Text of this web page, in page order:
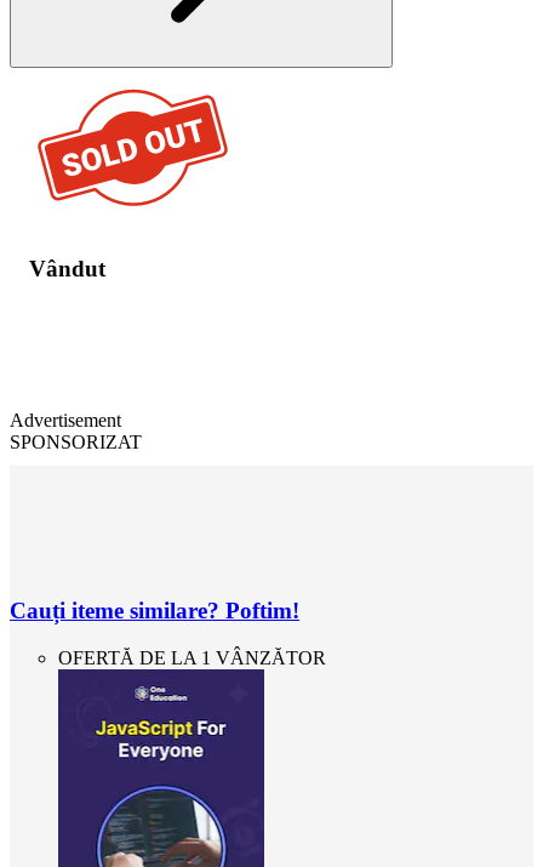
Vândut
Advertisement
SPONSORIZAT
Cauți iteme similare? Poftim!
OFERTĂ DE LA 1 VÂNZĂTOR